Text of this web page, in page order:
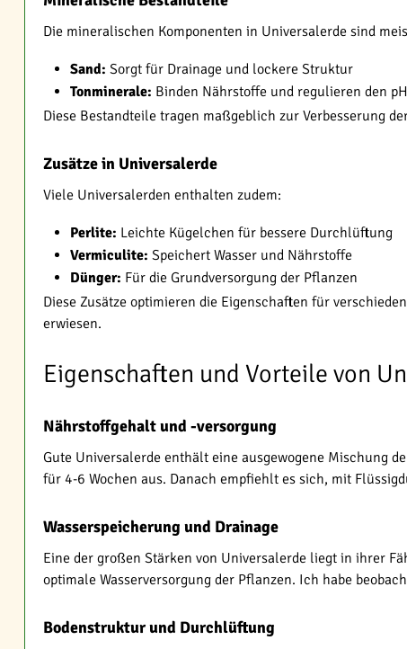
Die mineralischen Komponenten in Universalerde sind
Sand: Sorgt für Drainage und lockere Struktur
Tonminerale: Binden Nährstoffe und regulieren den
Diese Bestandteile tragen maßgeblich zur Verbesserung
Zusätze in Universalerde
Viele Universalerden enthalten zudem:
Perlite: Leichte Kügelchen für bessere Durchlüftung
Vermiculite: Speichert Wasser und Nährstoffe
Dünger: Für die Grundversorgung der Pflanzen
Diese Zusätze optimieren die Eigenschaften für
erwiesen.
Eigenschaften und Vorteile von
Nährstoffgehalt und -versorgung
Gute Universalerde enthält eine ausgewogene Mischung
für 4-6 Wochen aus. Danach empfiehlt es sich, mit
Wasserspeicherung und Drainage
Eine der großen Stärken von Universalerde liegt in ihrer
optimale Wasserversorgung der Pflanzen. Ich habe
Bodenstruktur und Durchlüftung